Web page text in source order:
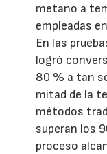
metano a
empleadas
En las
logró
80 % a tan
mitad de la
métodos
superan los
proceso